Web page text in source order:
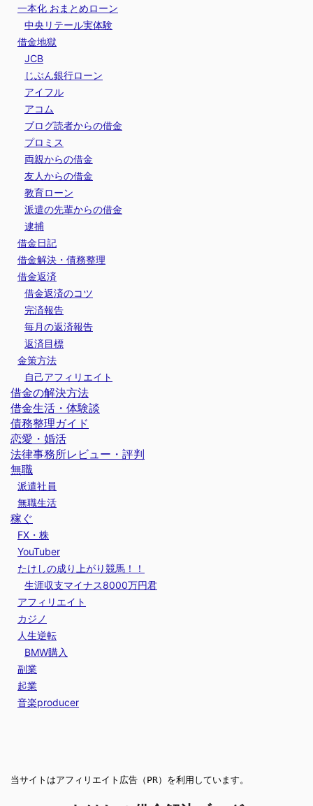
一本化 おまとめローン
中央リテール実体験
借金地獄
JCB
じぶん銀行ローン
アイフル
アコム
ブログ読者からの借金
プロミス
両親からの借金
友人からの借金
教育ローン
派遣の先輩からの借金
逮捕
借金日記
借金解決・債務整理
借金返済
借金返済のコツ
完済報告
毎月の返済報告
返済目標
金策方法
自己アフィリエイト
借金の解決方法
借金生活・体験談
債務整理ガイド
恋愛・婚活
法律事務所レビュー・評判
無職
派遣社員
無職生活
稼ぐ
FX・株
YouTuber
たけしの成り上がり競馬！！
生涯収支マイナス8000万円君
アフィリエイト
カジノ
人生逆転
BMW購入
副業
起業
音楽producer
当サイトはアフィリエイト広告（PR）を利用しています。